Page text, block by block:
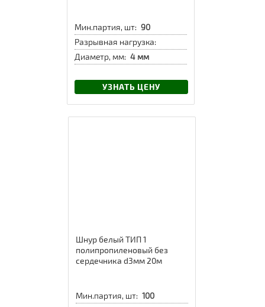
Мин.партия, шт: 90
Разрывная нагрузка:
Диаметр, мм: 4 мм
УЗНАТЬ ЦЕНУ
Шнур белый ТИП 1
полипропиленовый без
сердечника d3мм 20м
Мин.партия, шт: 100